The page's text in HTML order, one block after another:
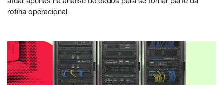
rotina operacional.